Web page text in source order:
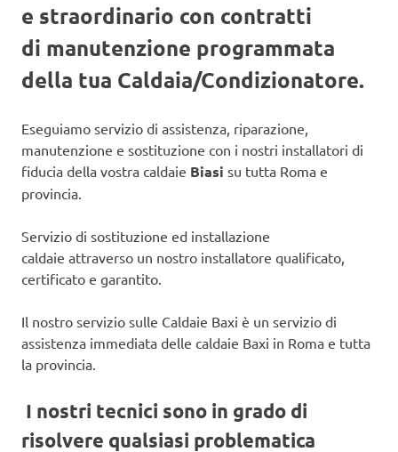
e straordinario con contratti
di manutenzione programmata
della tua Caldaia/Condizionatore.
Eseguiamo servizio di assistenza, riparazione,
manutenzione e sostituzione con i nostri installatori di
fiducia della vostra caldaie Biasi su tutta Roma e
provincia.
Servizio di sostituzione ed installazione
caldaie attraverso un nostro installatore qualificato,
certificato e garantito.
Il nostro servizio sulle Caldaie Baxi è un servizio di
assistenza immediata delle caldaie Baxi in Roma e tutta
la provincia.
I nostri tecnici sono in grado di
risolvere qualsiasi problematica